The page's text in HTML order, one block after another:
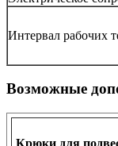
Интервал рабочих
Возможные
Крюки для